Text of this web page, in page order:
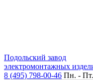
Подольский завод
электромонтажных
8 (495) 798-00-46 Пн. -